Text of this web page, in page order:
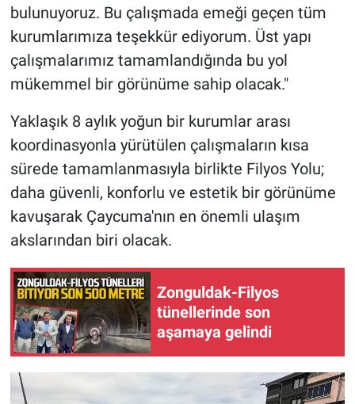
bulunuyoruz. Bu çalışmada emeği geçen tüm
kurumlarımıza teşekkür ediyorum. Üst yapı
çalışmalarımız tamamlandığında bu yol
mükemmel bir görünüme sahip olacak."
Yaklaşık 8 aylık yoğun bir kurumlar arası
koordinasyonla yürütülen çalışmaların kısa
sürede tamamlanmasıyla birlikte Filyos Yolu;
daha güvenli, konforlu ve estetik bir görünüme
kavuşarak Çaycuma'nın en önemli ulaşım
akslarından biri olacak.
Zonguldak-Filyos
tünellerinde son
aşamaya gelindi